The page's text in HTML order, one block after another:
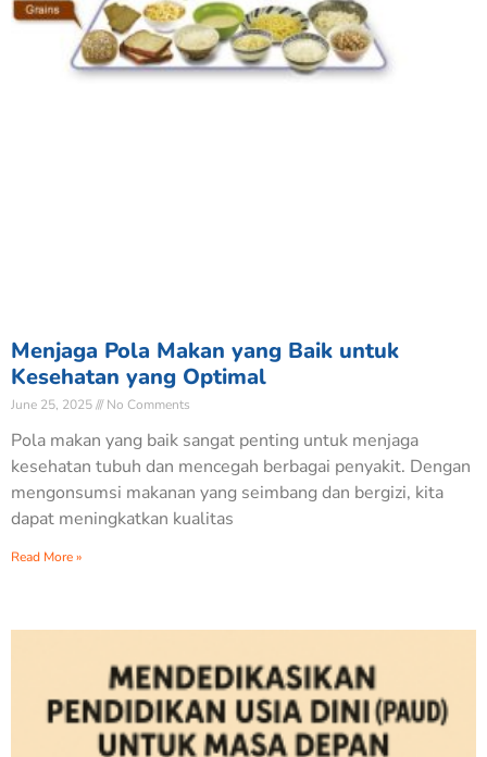
Menjaga Pola Makan yang Baik untuk
Kesehatan yang Optimal
June 25, 2025 No Comments
Pola makan yang baik sangat penting untuk menjaga
kesehatan tubuh dan mencegah berbagai penyakit. Dengan
mengonsumsi makanan yang seimbang dan bergizi, kita
dapat meningkatkan kualitas
Read More »